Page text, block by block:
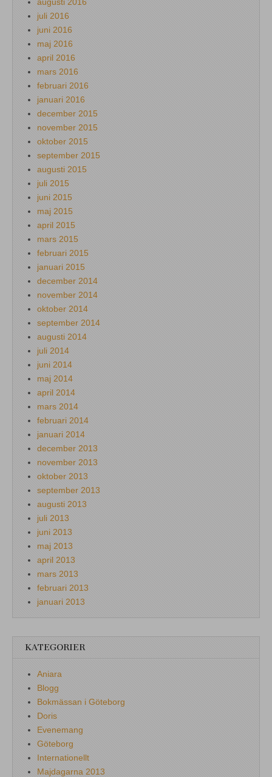
juli 2016
juni 2016
maj 2016
april 2016
mars 2016
februari 2016
januari 2016
december 2015
november 2015
oktober 2015
september 2015
augusti 2015
juli 2015
juni 2015
maj 2015
april 2015
mars 2015
februari 2015
januari 2015
december 2014
november 2014
oktober 2014
september 2014
augusti 2014
juli 2014
juni 2014
maj 2014
april 2014
mars 2014
februari 2014
januari 2014
december 2013
november 2013
oktober 2013
september 2013
augusti 2013
juli 2013
juni 2013
maj 2013
april 2013
mars 2013
februari 2013
januari 2013
KATEGORIER
Aniara
Blogg
Bokmässan i Göteborg
Doris
Evenemang
Göteborg
Internationellt
Majdagarna 2013